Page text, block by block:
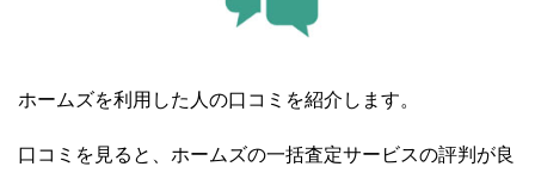
ホームズを利用した人の口コミを紹介します。
口コミを見ると、ホームズの一括査定サービスの評判が良